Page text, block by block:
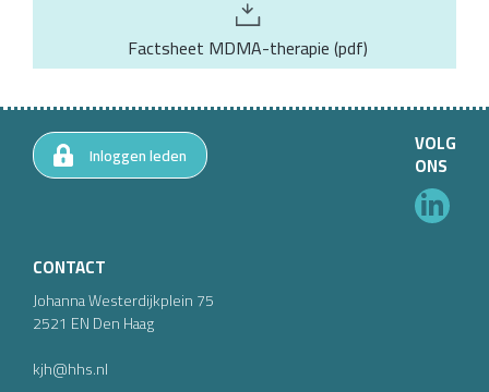
Factsheet MDMA-therapie(pdf)
CONTACT
Johanna Westerdijkplein75
2521 ENDen Haag
kjh@hhs.nl
Inloggen leden VOLG
ONS